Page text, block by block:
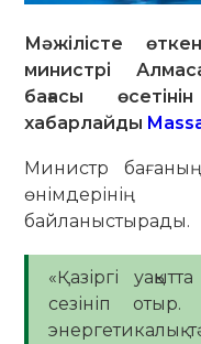
Мәжілісте
министрі
бағасы
хабарлайды
Министр
байланыстырады.
«Қазіргі
сезініп
энергетикалық